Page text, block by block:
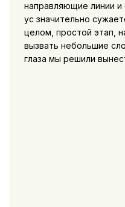
направляющие линии
ус значительно
целом, простой этап,
вызвать небольшие
глаза мы решили